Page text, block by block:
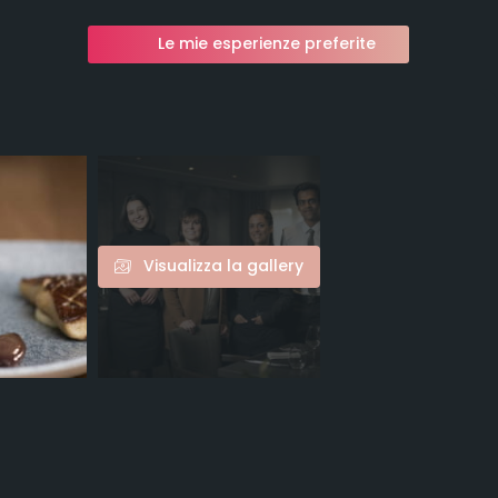
Le mie esperienze preferite
Visualizza la gallery